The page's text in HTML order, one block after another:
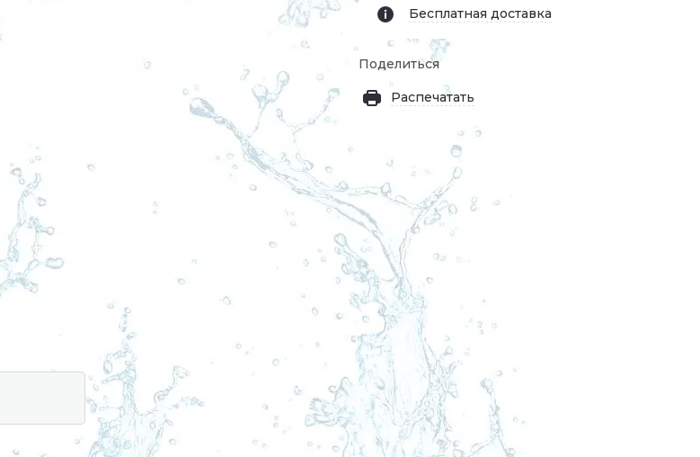
Бесплатная доставка
Поделиться
Распечатать